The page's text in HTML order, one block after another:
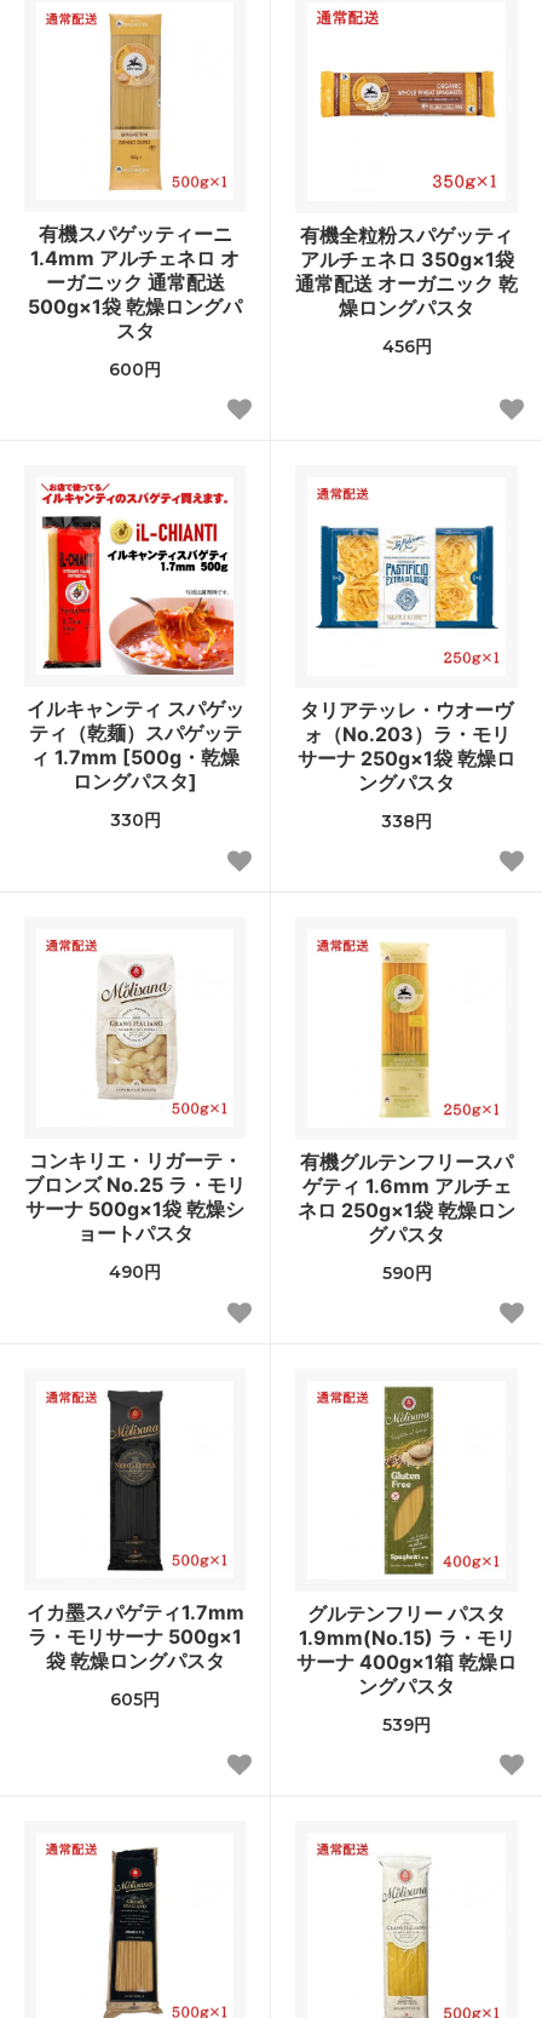
有機スパゲッティーニ
1.4mm アルチェネロ オ
ーガニック 通常配送
500g×1袋 乾燥ロングパ
スタ
600円
有機全粒粉スパゲッティ
アルチェネロ 350g×1袋
通常配送 オーガニック 乾
燥ロングパスタ
456円
イルキャンティ スパゲッ
ティ（乾麺）スパゲッテ
ィ 1.7mm [500g・乾燥
ロングパスタ]
330円
タリアテッレ・ウオーヴ
ォ（No.203）ラ・モリ
サーナ 250g×1袋 乾燥ロ
ングパスタ
338円
コンキリエ・リガーテ・
ブロンズ No.25 ラ・モリ
サーナ 500g×1袋 乾燥シ
ョートパスタ
490円
有機グルテンフリースパ
ゲティ 1.6mm アルチェ
ネロ 250g×1袋 乾燥ロン
グパスタ
590円
イカ墨スパゲティ1.7mm
ラ・モリサーナ 500g×1
袋 乾燥ロングパスタ
605円
グルテンフリー パスタ
1.9mm(No.15) ラ・モリ
サーナ 400g×1箱 乾燥ロ
ングパスタ
539円